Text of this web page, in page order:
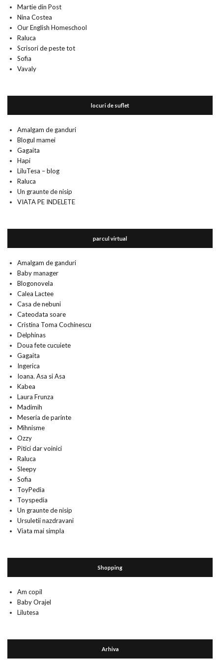
Martie din Post
Nina Costea
Our English Homeschool
Raluca
Scrisori de peste tot
Sofia
Vavaly
locuri de suflet
Amalgam de ganduri
Blogul mamei
Gagaita
Hapi
LiluTesa – blog
Raluca
Un graunte de nisip
VIATA PE INDELETE
parcul virtual
Amalgam de ganduri
Baby manager
Blogonovela
Calea Lactee
Casa de nebuni
Cateodata soare
Cristina Toma Cochinescu
Delphinas
Doua fete cucuiete
Gagaita
Ingerica
Ioana. Asa si Asa
Kabea
Laura Frunza
Madimih
Meseria de parinte
Mihnisme
Ozzy
Pitici dar voinici
Raluca
Sleepy
Sofia
ToyPedia
Toyspedia
Un graunte de nisip
Ursuletii nazdravani
Viata mai simpla
Shopping
Am copil
Baby Orajel
Lilutesa
Arhiva